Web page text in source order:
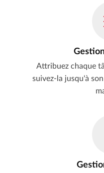
Attribuez chaque
suivez-la jusqu'à